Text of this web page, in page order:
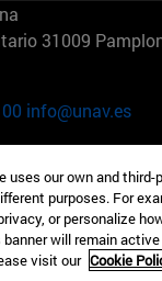
31009
info@unav.es
Águila 3 28023
uses our own and
purposes. For
or personalize
will remain
visit our Cookie